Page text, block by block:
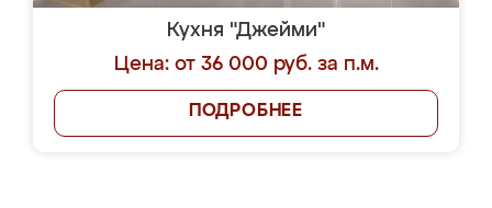
Кухня "Джейми"
Цена: от 36 000 руб. за п.м.
ПОДРОБНЕЕ